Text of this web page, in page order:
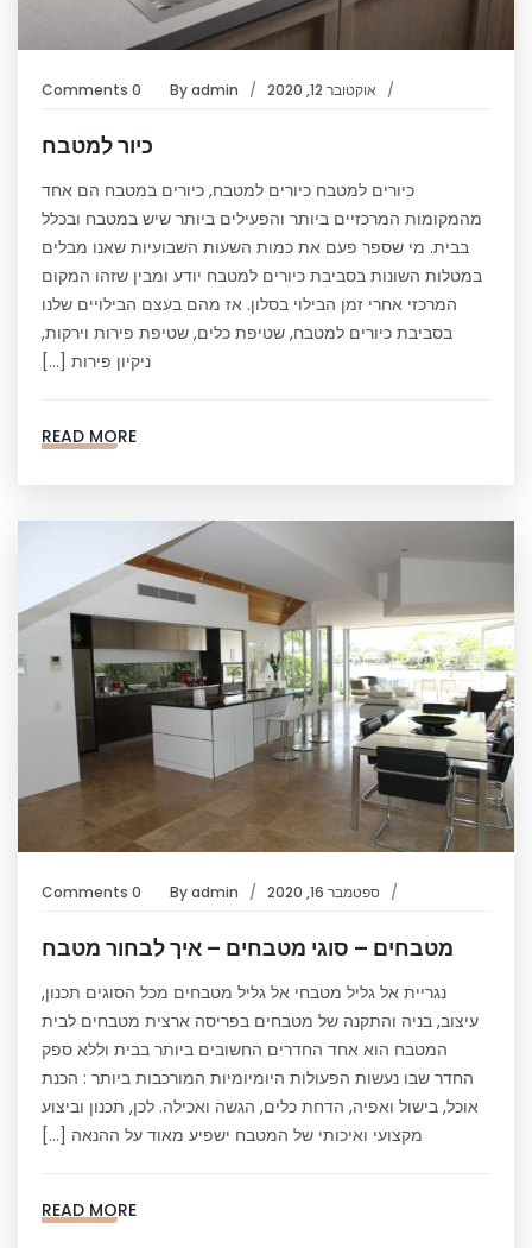
אוקטובר 12, 2020 Byadmin
0 Comments
כיור למטבח
כיורים למטבח כיורים למטבח, כיורים במטבח הם אחד
מהמקומות המרכזיים ביותר והפעילים ביותר שיש במטבח ובכלל
בבית. מי שספר פעם את כמות השעות השבועיות שאנו מבלים
במטלות השונות בסביבת כיורים למטבח יודע ומבין שזהו המקום
המרכזי אחרי זמן הבילוי בסלון. אז מהם בעצם הבילויים שלנו
בסביבת כיורים למטבח, שטיפת כלים, שטיפת פירות וירקות,
ניקיון פירות […]
READ MORE
ספטמבר 16, 2020 Byadmin
0 Comments
מטבחים – סוגי מטבחים – איך לבחור מטבח
נגריית אל גליל מטבחי אל גליל מטבחים מכל הסוגים תכנון,
עיצוב, בניה והתקנה של מטבחים בפריסה ארצית מטבחים לבית
המטבח הוא אחד החדרים החשובים ביותר בבית וללא ספק
החדר שבו נעשות הפעולות היומיומיות המורכבות ביותר : הכנת
אוכל, בישול ואפיה, הדחת כלים, הגשה ואכילה. לכן, תכנון וביצוע
מקצועי ואיכותי של המטבח ישפיע מאוד על ההנאה […]
READ MORE